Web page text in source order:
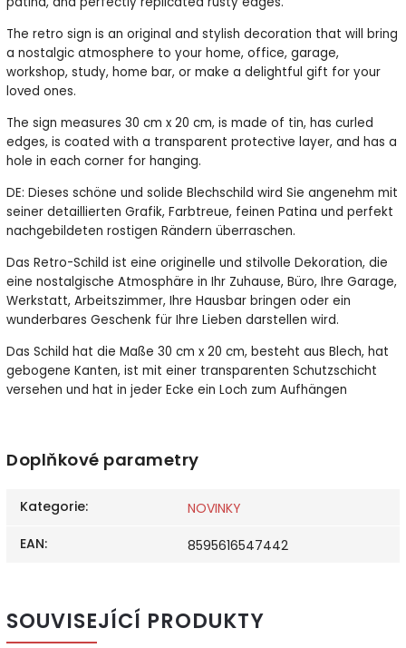
The retro sign is an original and stylish decoration that will bring
a nostalgic atmosphere to your home, office, garage,
workshop, study, home bar, or make a delightful gift for your
loved ones.
The sign measures 30 cm x 20 cm, is made of tin, has curled
edges, is coated with a transparent protective layer, and has a
hole in each corner for hanging.
DE: Dieses schöne und solide Blechschild wird Sie angenehm mit
seiner detaillierten Grafik, Farbtreue, feinen Patina und perfekt
nachgebildeten rostigen Rändern überraschen.
Das Retro-Schild ist eine originelle und stilvolle Dekoration, die
eine nostalgische Atmosphäre in Ihr Zuhause, Büro, Ihre Garage,
Werkstatt, Arbeitszimmer, Ihre Hausbar bringen oder ein
wunderbares Geschenk für Ihre Lieben darstellen wird.
Das Schild hat die Maße 30 cm x 20 cm, besteht aus Blech, hat
gebogene Kanten, ist mit einer transparenten Schutzschicht
versehen und hat in jeder Ecke ein Loch zum Aufhängen
Doplňkové parametry
Kategorie:
NOVINKY
EAN: 8595616547442
SOUVISEJÍCÍ PRODUKTY